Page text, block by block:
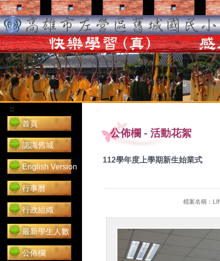
:::
首頁
認識舊城
English Version
行事曆
行政組織
最新學生人數
公佈欄
:::
公佈欄 - 活動花絮
112學年度上學期新生始業式
檔案名稱：